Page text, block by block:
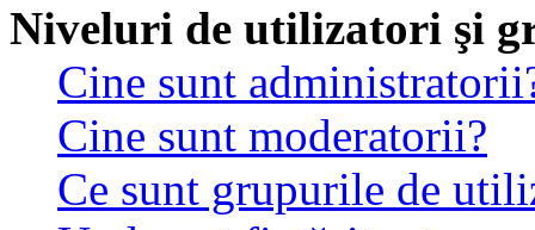
Niveluri de utilizatori şi
Cine sunt
Cine sunt moderatorii?
Ce sunt grupurile de